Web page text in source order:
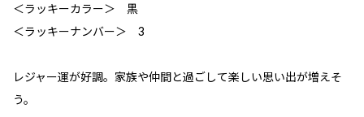
＜ラッキーカラー＞ 黒
＜ラッキーナンバー＞ 3
レジャー運が好調。家族や仲間と過ごして楽しい思い出が増えそ
う。